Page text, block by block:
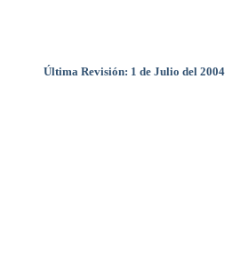
Última Revisión: 1 de Julio del 2004